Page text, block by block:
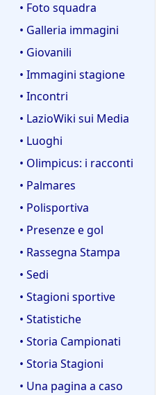
• Foto squadra
• Galleria immagini
• Giovanili
• Immagini stagione
• Incontri
• LazioWiki sui Media
• Luoghi
• Olimpicus: i racconti
• Palmares
• Polisportiva
• Presenze e gol
• Rassegna Stampa
• Sedi
• Stagioni sportive
• Statistiche
• Storia Campionati
• Storia Stagioni
• Una pagina a caso